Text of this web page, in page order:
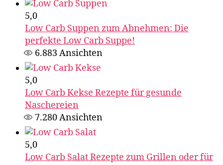
5,0
Low Carb Suppen zum Abnehmen: Die
perfekte Low Carb Suppe!
6.883 Ansichten
5,0
Low Carb Kekse Rezepte für gesunde
Naschereien
7.280Ansichten
5,0
Low Carb Salat Rezepte zum Grillen oder für